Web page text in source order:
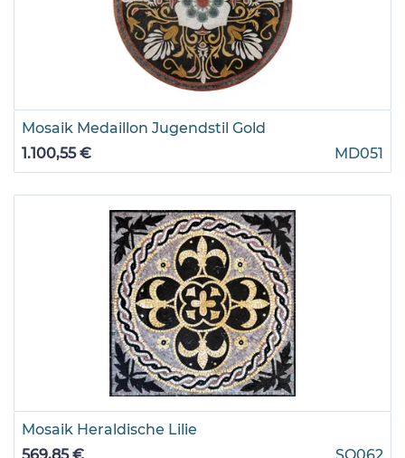
Mosaik Medaillon Jugendstil Gold
1.100,55 €
MD051
Mosaik Heraldische Lilie